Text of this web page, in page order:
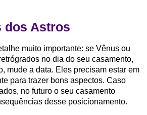
dos Astros
muito importante: se Vênus ou
no dia do seu casamento,
mude a data. Eles precisam estar em
para trazer bons aspectos. Caso
no futuro o seu casamento
desse posicionamento.